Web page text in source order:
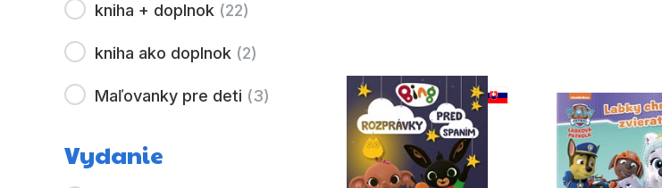
kniha + doplnok (22)
kniha ako doplnok (2)
Maľovanky pre deti (3)
Vydanie